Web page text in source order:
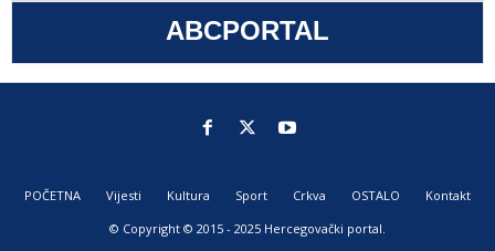
ABCPORTAL
POČETNA Vijesti Kultura Sport Crkva OSTALO
Kontakt
© Copyright © 2015 - 2025 Hercegovački portal.